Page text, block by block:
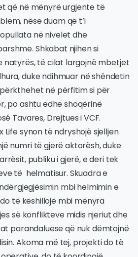
që në mënyrë urgjente të
nëse duam që t’i
në nivelet dhe
Shkabat njihen si
natyrës, të cilat largojnë mbetjet
duke ndihmuar në shëndetin
në përfitim si për
po ashtu edhe shoqërinë
Tavares, Drejtues i VCF.
Life synon të ndryshojë sjelljen
numri të gjerë aktorësh, duke
publiku i gjerë, e deri tek
të helmatisur. Skuadra e
mbi helmimin e
të këshillojë mbi mënyra
së konflikteve midis njeriut dhe
parandaluese që nuk dëmtojnë
Akoma më tej, projekti do të